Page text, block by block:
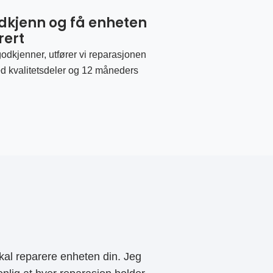
og få enheten
utfører vi reparasjonen
kvalitetsdeler og 12 måneders
reparere enheten din. Jeg